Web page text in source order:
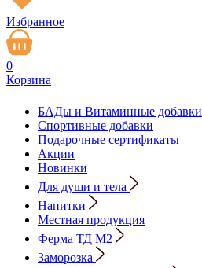
Избранное
0
Корзина
БАДы и Витаминные добавки
Спортивные добавки
Подарочные сертификаты
Акции
Новинки
Для души и тела
Напитки
Местная продукция
Ферма ТД М2
Заморозка